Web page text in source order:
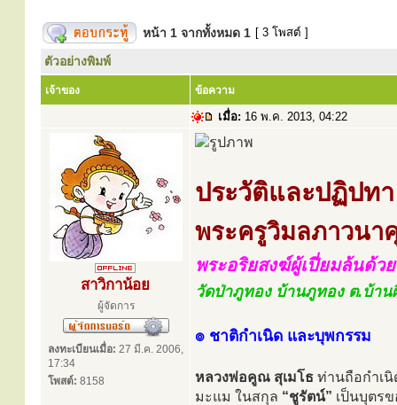
หน้า 1 จากทั้งหมด 1 [ 3 โพสต์ ]
ตัวอย่างพิมพ์
เจ้าของ ข้อความ
เมื่อ: 16 พ.ค. 2013, 04:22
สาวิกาน้อย
ผู้จัดการ
ลงทะเบียนเมื่อ: 27 มี.ค. 2006,
17:34
โพสต์: 8158
ประวัติและปฏิปทา
พระครูวิมลภาวน
พระอริยสงฆ์ผู้เปี่ยมล้นด้ว
วัดป่าภูทอง บ้านภูทอง ต.บ้า
๏ ชาติกำเนิด และบุพกรรม
หลวงพ่อคูณ สุเมโธ ท่านถือกำเ
มะแม ในสกุล “ชูรัตน์” เป็นบุตรข